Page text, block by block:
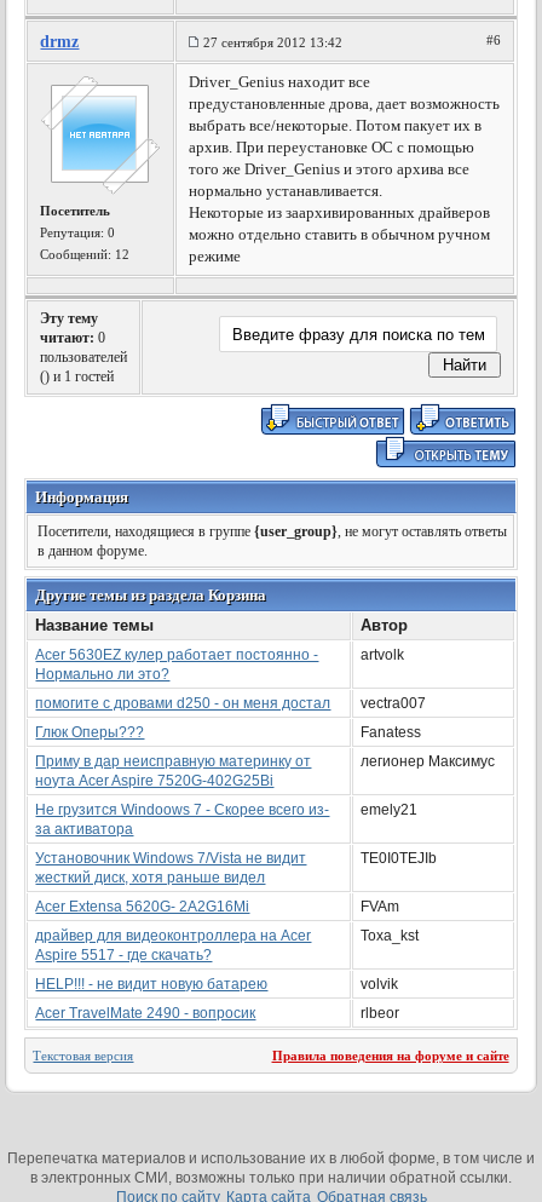
drmz 27 сентября 2012 13:42 #6
Посетитель
Репутация:0
Сообщений: 12
Driver_Genius находит все
предустановленные дрова, дает возможность
выбрать все/некоторые. Потом пакует их в
архив. При переустановке ОС с помощью
того же Driver_Genius и этого архива все
нормально устанавливается.
Некоторые из заархивированных драйверов
можно отдельно ставить в обычном ручном
режиме
Эту тему
читают: 0
пользователей
() и 1 гостей
Информация
Посетители, находящиеся в группе{user_group}, не могут оставлять ответы
в данном форуме.
Другие темы из раздела Корзина
Название темы
Автор
Acer 5630EZ кулер работает постоянно -
Нормально ли это?
artvolk
помогите с дровами d250 - он меня достал
vectra007
Глюк Оперы???
Fanatess
Приму в дар неисправную материнку от
ноута Acer Aspire 7520G-402G25Bi
легионер Максимус
Не грузится Windoows 7 - Скорее всего из-
за активатора
emely21
Установочник Windows 7/Vista не видит
жесткий диск, хотя раньше видел
TE0I0TEJIb
Acer Extensa 5620G- 2A2G16Mi
FVAm
драйвер для видеоконтроллера на Acer
Aspire 5517 - где скачать?
Toxa_kst
HELP!!! - не видит новую батарею
volvik
Acer TravelMate 2490 - вопросик
rlbeor
Текстовая версия Правила поведения на форуме и сайте
Перепечатка материалов и использование их в любой форме, в том числе и
в электронных СМИ, возможны только при наличии обратной ссылки.
Поиск по сайту Карта сайта Обратная связь